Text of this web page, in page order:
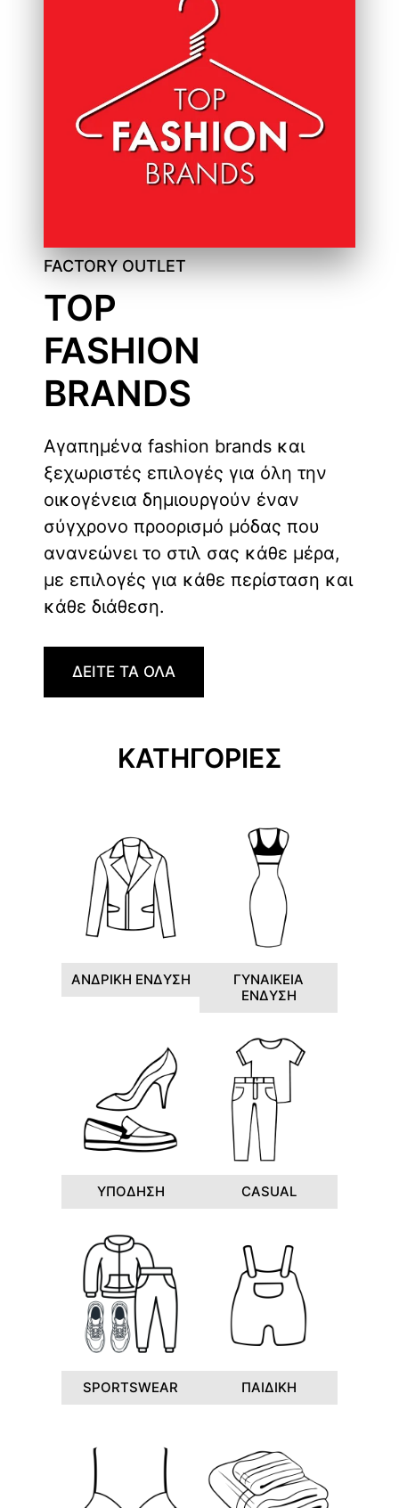
FACTORY OUTLET
TOP
FASHION
BRANDS
Αγαπημένα fashion brands και
ξεχωριστές επιλογές για όλη την
οικογένεια δημιουργούν έναν
σύγχρονο προορισμό μόδας που
ανανεώνει το στιλ σας κάθε μέρα,
με επιλογές για κάθε περίσταση και
κάθε διάθεση.
ΔΕΙΤΕ ΤΑ ΟΛΑ
ΚΑΤΗΓΟΡΙΕΣ
ΑΝΔΡΙΚΗ ΕΝΔΥΣΗ
ΓΥΝΑΙΚΕΙΑ
ΕΝΔΥΣΗ
ΥΠΟΔΗΣΗ CASUAL
SPORTSWEAR ΠΑΙΔΙΚΗ